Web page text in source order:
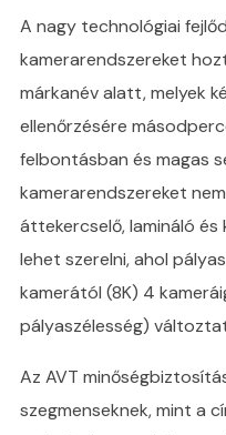
A nagy technológiai
kamerarendszereket
márkanév alatt, melyek
ellenőrzésére
felbontásban és magas
kamerarendszereket
áttekercselő, lamináló és
lehet szerelni, ahol
kamerától (8K) 4
pályaszélesség)
Az AVT
szegmenseknek, mint a